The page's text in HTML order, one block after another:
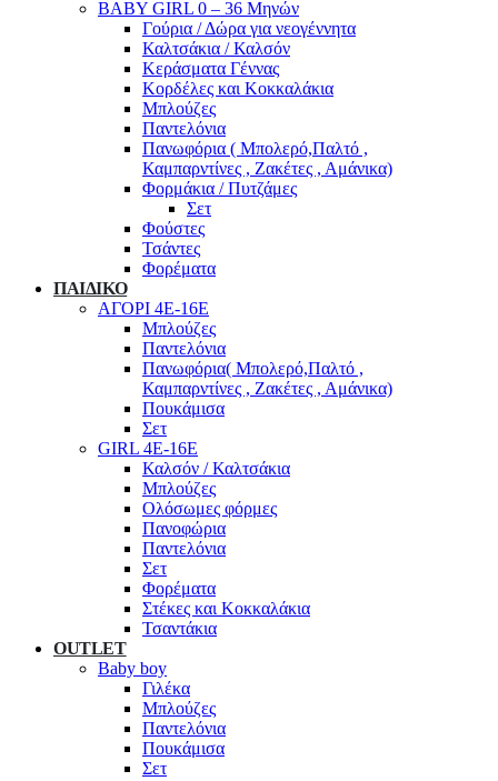
BABY GIRL 0 – 36 Μηνών
Γούρια / Δώρα για νεογέννητα
Καλτσάκια / Καλσόν
Κεράσματα Γέννας
Κορδέλες και Κοκκαλάκια
Μπλούζες
Παντελόνια
Πανωφόρια ( Μπολερό,Παλτό ,
Καμπαρντίνες , Ζακέτες , Αμάνικα)
Φορμάκια / Πυτζάμες
Σετ
Φούστες
Τσάντες
Φορέματα
ΠΑΙΔΙΚΟ
ΑΓΟΡΙ 4Ε-16Ε
Μπλούζες
Παντελόνια
Πανωφόρια( Μπολερό,Παλτό ,
Καμπαρντίνες , Ζακέτες , Αμάνικα)
Πουκάμισα
Σετ
GIRL 4Ε-16Ε
Καλσόν / Καλτσάκια
Μπλούζες
Ολόσωμες φόρμες
Πανοφώρια
Παντελόνια
Σετ
Φορέματα
Στέκες και Κοκκαλάκια
Τσαντάκια
OUTLET
Baby boy
Γιλέκα
Μπλούζες
Παντελόνια
Πουκάμισα
Σετ